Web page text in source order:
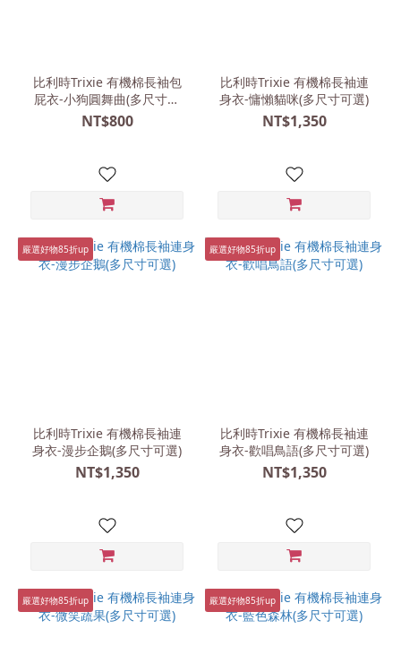
比利時Trixie 有機棉長袖包
屁衣-小狗圓舞曲(多尺寸可
選)
NT$800
比利時Trixie 有機棉長袖連
身衣-慵懶貓咪(多尺寸可選)
NT$1,350
嚴選好物85折up
比利時Trixie 有機棉長袖連
身衣-漫步企鵝(多尺寸可選)
NT$1,350
嚴選好物85折up
比利時Trixie 有機棉長袖連
身衣-歡唱鳥語(多尺寸可選)
NT$1,350
嚴選好物85折up 嚴選好物85折up